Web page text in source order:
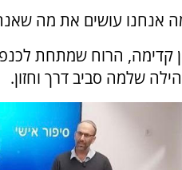
אנחנו עושים את מה
קדימה, הרוח שמתחת
שלמה סביב דרך וחזון.